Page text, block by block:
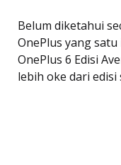
Belum diketahui
OnePlus yang
OnePlus 6 Edisi
lebih oke dari